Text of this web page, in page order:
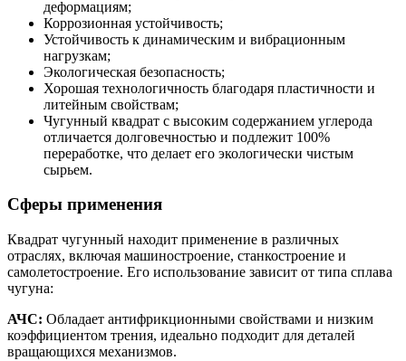
деформациям;
Коррозионная устойчивость;
Устойчивость к динамическим и вибрационным
нагрузкам;
Экологическая безопасность;
Хорошая технологичность благодаря пластичности и
литейным свойствам;
Чугунный квадрат с высоким содержанием углерода
отличается долговечностью и подлежит 100%
переработке, что делает его экологически чистым
сырьем.
Сферы применения
Квадрат чугунный находит применение в различных
отраслях, включая машиностроение, станкостроение и
самолетостроение. Его использование зависит от типа сплава
чугуна:
АЧС: Обладает антифрикционными свойствами и низким
коэффициентом трения, идеально подходит для деталей
вращающихся механизмов.